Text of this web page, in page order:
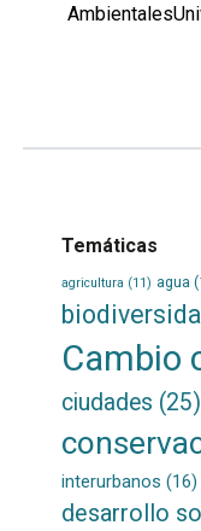
Temáticas
agricultura (11) agua
Cambio
ciudades (25)
interurbanos (16)
desarrollo